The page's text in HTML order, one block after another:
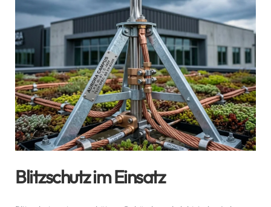
Blitzschutz im Einsatz